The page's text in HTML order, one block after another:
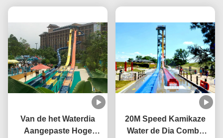
Van de het Waterdia
Aangepaste Hoge
20M Speed Kamikaze
Water de Dia Combo